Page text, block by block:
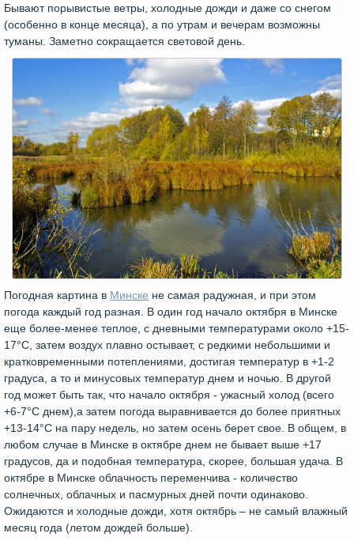
Бывают порывистые ветры, холодные дожди и даже со снегом
(особенно в конце месяца), а по утрам и вечерам возможны
туманы. Заметно сокращается световой день.
Погодная картина в Минске не самая радужная, и при этом
погода каждый год разная. В один год начало октября в Минске
еще более-менее теплое, с дневными температурами около +15-
17°С, затем воздух плавно остывает, с редкими небольшими и
кратковременными потеплениями, достигая температур в +1-2
градуса, а то и минусовых температур днем и ночью. В другой
год может быть так, что начало октября - ужасный холод (всего
+6-7°С днем),а затем погода выравнивается до более приятных
+13-14°С на пару недель, но затем осень берет свое. В общем, в
любом случае в Минске в октябре днем не бывает выше +17
градусов, да и подобная температура, скорее, большая удача. В
октябре в Минске облачность переменчива - количество
солнечных, облачных и пасмурных дней почти одинаково.
Ожидаются и холодные дожди, хотя октябрь – не самый влажный
месяц года (летом дождей больше).